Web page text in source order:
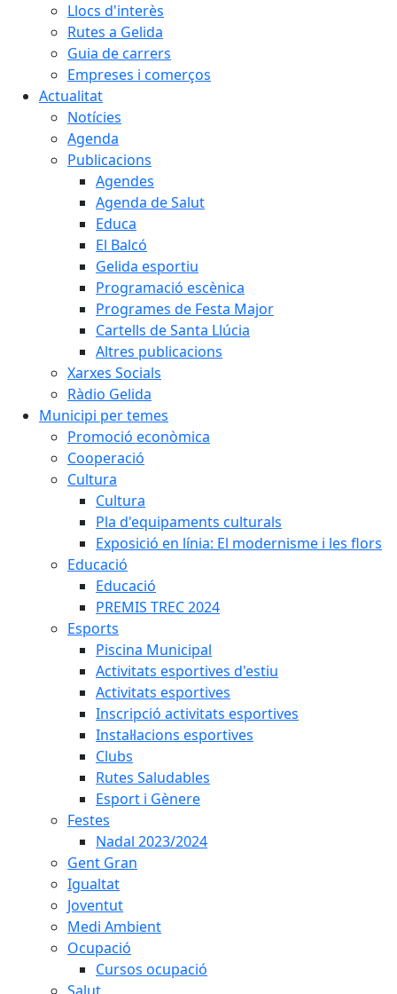
Llocs d'interès
Rutes a Gelida
Guia de carrers
Empreses i comerços
Actualitat
Notícies
Agenda
Publicacions
Agendes
Agenda de Salut
Educa
El Balcó
Gelida esportiu
Programació escènica
Programes de Festa Major
Cartells de Santa Llúcia
Altres publicacions
Xarxes Socials
Ràdio Gelida
Municipi per temes
Promoció econòmica
Cooperació
Cultura
Cultura
Pla d'equipaments culturals
Exposició en línia: El modernisme i les flors
Educació
Educació
PREMIS TREC 2024
Esports
Piscina Municipal
Activitats esportives d'estiu
Activitats esportives
Inscripció activitats esportives
Instal·lacions esportives
Clubs
Rutes Saludables
Esport i Gènere
Festes
Nadal 2023/2024
Gent Gran
Igualtat
Joventut
Medi Ambient
Ocupació
Cursos ocupació